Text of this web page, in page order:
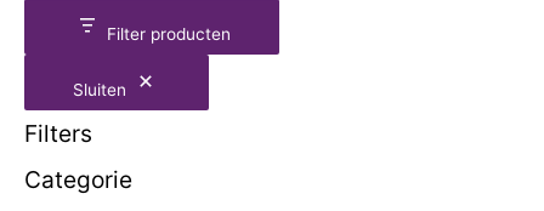
Filter producten
Sluiten
Filters
Categorie